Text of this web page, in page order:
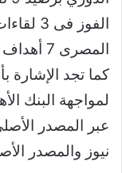
الفوز
المصرى 7 أهداف واستقبلت شباكهم 8 أهداف أخرى.
كما تجد الإشارة
لمواجهة البنك
عبر المصدر
نيوز والمصدر